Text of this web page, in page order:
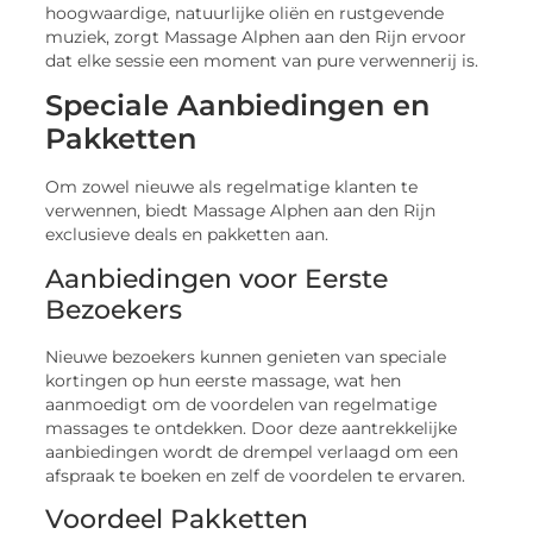
hoogwaardige, natuurlijke oliën en rustgevende
muziek, zorgt Massage Alphen aan den Rijn ervoor
dat elke sessie een moment van pure verwennerij is.
Speciale Aanbiedingen en
Pakketten
Om zowel nieuwe als regelmatige klanten te
verwennen, biedt Massage Alphen aan den Rijn
exclusieve deals en pakketten aan.
Aanbiedingen voor Eerste
Bezoekers
Nieuwe bezoekers kunnen genieten van speciale
kortingen op hun eerste massage, wat hen
aanmoedigt om de voordelen van regelmatige
massages te ontdekken. Door deze aantrekkelijke
aanbiedingen wordt de drempel verlaagd om een
afspraak te boeken en zelf de voordelen te ervaren.
Voordeel Pakketten